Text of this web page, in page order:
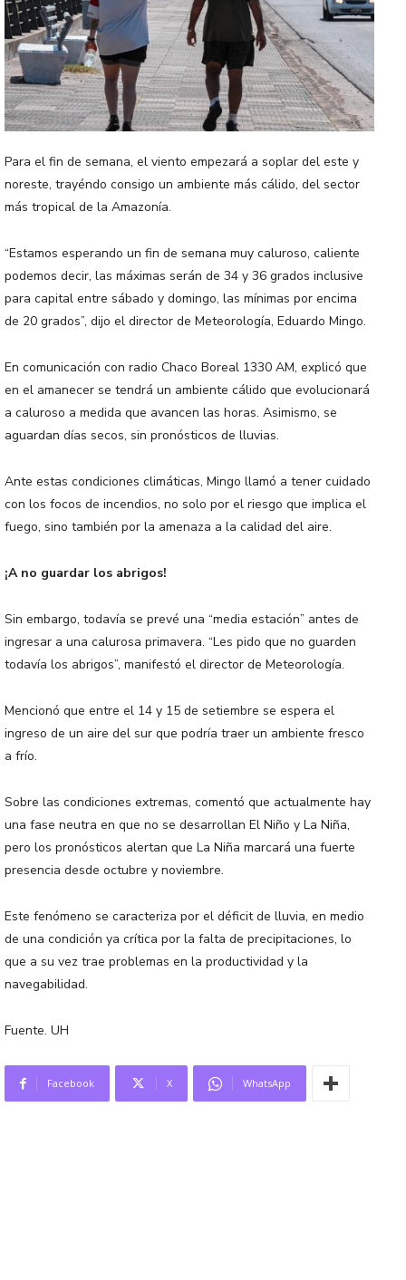
Para el fin de semana, el viento empezará a soplar del este y
noreste, trayéndo consigo un ambiente más cálido, del sector
más tropical de la Amazonía.
“Estamos esperando un fin de semana muy caluroso, caliente
podemos decir, las máximas serán de 34 y 36 grados inclusive
para capital entre sábado y domingo, las mínimas por encima
de 20 grados”, dijo el director de Meteorología, Eduardo Mingo.
En comunicación con radio Chaco Boreal 1330 AM, explicó que
en el amanecer se tendrá un ambiente cálido que evolucionará
a caluroso a medida que avancen las horas. Asimismo, se
aguardan días secos, sin pronósticos de lluvias.
Ante estas condiciones climáticas, Mingo llamó a tener cuidado
con los focos de incendios, no solo por el riesgo que implica el
fuego, sino también por la amenaza a la calidad del aire.
¡A no guardar los abrigos!
Sin embargo, todavía se prevé una “media estación” antes de
ingresar a una calurosa primavera. “Les pido que no guarden
todavía los abrigos”, manifestó el director de Meteorología.
Mencionó que entre el 14 y 15 de setiembre se espera el
ingreso de un aire del sur que podría traer un ambiente fresco
a frío.
Sobre las condiciones extremas, comentó que actualmente hay
una fase neutra en que no se desarrollan El Niño y La Niña,
pero los pronósticos alertan que La Niña marcará una fuerte
presencia desde octubre y noviembre.
Este fenómeno se caracteriza por el déficit de lluvia, en medio
de una condición ya crítica por la falta de precipitaciones, lo
que a su vez trae problemas en la productividad y la
navegabilidad.
Fuente. UH
Facebook X WhatsApp